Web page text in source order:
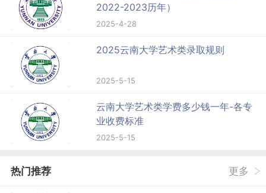
2022-2023历年）
2025-4-28
2025云南大学艺术类录取规则
2025-5-15
云南大学艺术类学费多少钱一年-各专
业收费标准
2025-5-15
热门推荐 更多